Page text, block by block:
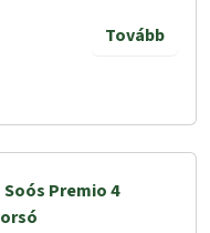
Tovább
Soós Premio 4